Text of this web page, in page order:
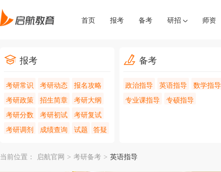
首页 报考 备考 研招 师资
报考
考研常识 考研动态
报名攻略
考研政策
招生简章
考研大纲
考研分数
考研初试
考研复试
考研调剂
成绩查询 试题 答疑
备考
政治指导 英语指导
数学指导
专业课指导
专硕指导
当前位置： 启航官网 > 考研备考 > 英语指导